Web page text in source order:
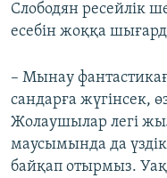
Слободян ресейлік
есебін жоққа
– Мынау
сандарға жүгінсек,
Жолаушылар легі
маусымында да
байқап отырмыз.